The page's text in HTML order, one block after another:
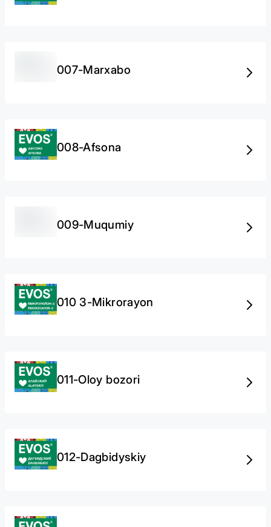
007-Marxabo
008-Afsona
009-Muqumiy
010 3-Mikrorayon
011-Oloy bozori
012-Dagbidyskiy